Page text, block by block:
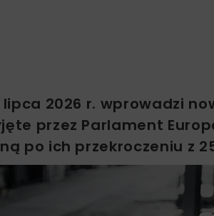
lipca 2026 r. wprowadzi
przez Parlament
po ich przekroczeniu z